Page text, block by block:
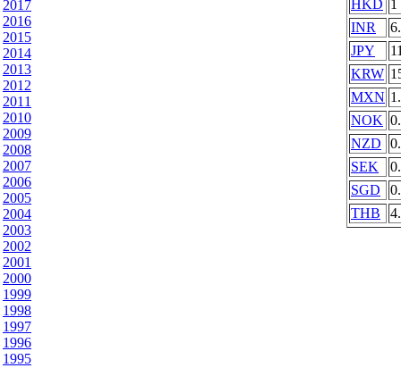
2017
2016
2015
2014
2013
2012
2011
2010
2009
2008
2007
2006
2005
2004
2003
2002
2001
2000
1999
1998
1997
1996
1995
HKD 1
INR
JPY
KRW
MXN
NOK
NZD
SEK
SGD
THB